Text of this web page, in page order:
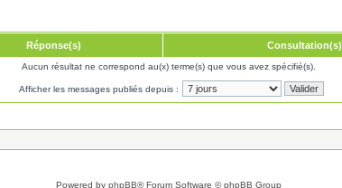
Réponse(s) Consultation(s)
Aucun résultat ne correspond au(x) terme(s) que vous avez spécifié(s).
Afficher les messages publiés depuis :
Powered by phpBB® Forum Software © phpBB Group